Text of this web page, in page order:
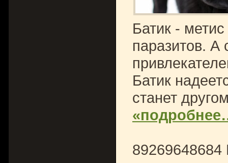
Батик -
паразитов. А
Батик
станет
89269648684